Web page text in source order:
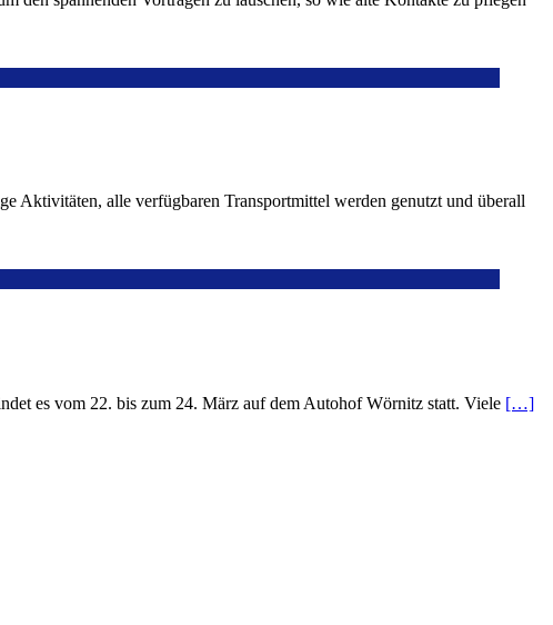
Aktivitäten, alle verfügbaren Transportmittel werden genutzt und überall
es vom 22. bis zum 24. März auf dem Autohof Wörnitz statt. Viele […]